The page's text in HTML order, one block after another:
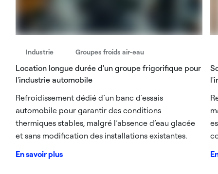
Industrie Groupes froids air-eau
Location longue durée d'un groupe frigorifique pour
l'industrie automobile​
Refroidissement dédié d’un banc d’essais
automobile pour garantir des conditions
thermiques stables, malgré l’absence d’eau glacée
et sans modification des installations existantes.
En savoir plus